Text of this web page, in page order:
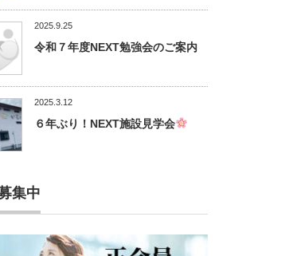
2025.9.25
令和７年度NEXT勉強会のご案内
2025.3.12
６年ぶり！NEXT施設見学会
集中